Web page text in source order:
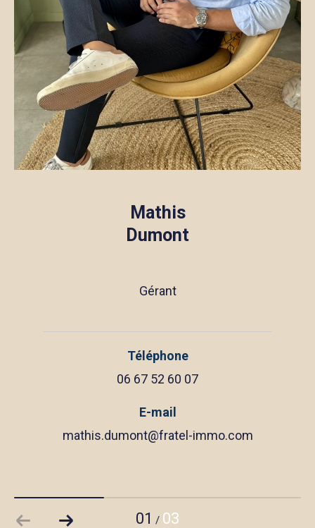
Mathis
Dumont
Gérant
Téléphone
06 67 52 60 07
E-mail
mathis.dumont@fratel-immo.com
01 / 03